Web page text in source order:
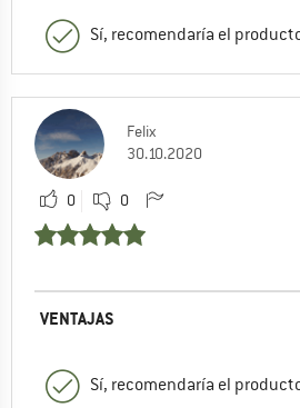
Sí, recomendaría el
Felix
30.10.2020
0 0
VENTAJAS
Sí, recomendaría el